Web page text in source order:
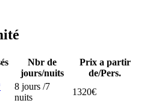
Nbr de
jours/nuits
Prix a partir
de/Pers.
8 jours /7
nuits
1320€